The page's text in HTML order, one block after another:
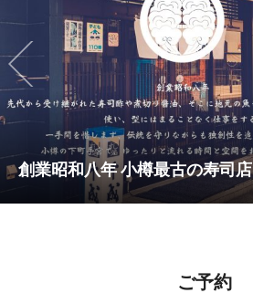
創業昭和八年 小樽最古の寿司店
ご予約